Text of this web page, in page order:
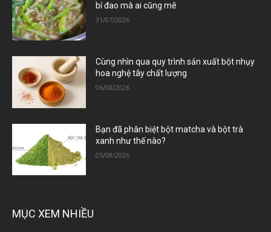
bí đao mà ai cũng mê
31/07/2026
Cùng nhìn qua quy trình sản xuất bột nhụy
hoa nghệ tây chất lượng
06/08/2026
Bạn đã phân biệt bột matcha và bột trà
xanh như thế nào?
05/08/2026
MỤC XEM NHIỀU